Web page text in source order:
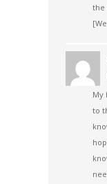
the
My
to